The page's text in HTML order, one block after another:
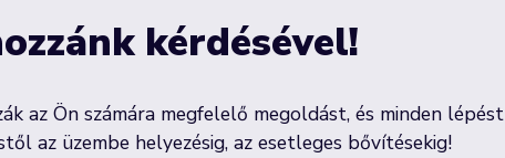
kérdésével!
az Ön számára megfelelő megoldást, és minden lépést
az üzembe helyezésig, az esetleges bővítésekig!